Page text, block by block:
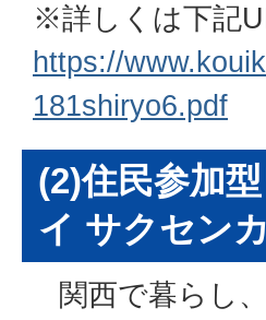
※詳しくは下記
https://
181shiryo6.pdf
(2)住民参加
イ サクセン
関西で暮らし